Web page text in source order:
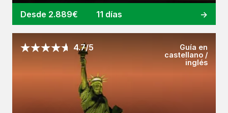
Desde 2.889€ 11 días
4.7/5
Guía en
castellano /
inglés